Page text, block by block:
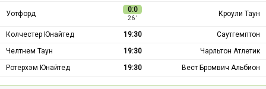
Уотфорд 0:0
26 ′
Кроули Таун
Колчестер Юнайтед 19:30
Саутгемптон
Челтнем Таун
19:30
Чарльтон Атлетик
Ротерхэм Юнайтед
19:30 Вест Бромвич Альбион